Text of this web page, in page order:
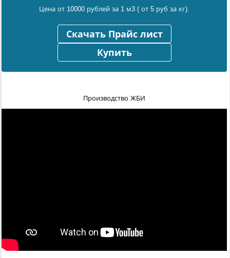
Цена от 10000 рублей за 1 м3 ( от 5 руб за кг).
Скачать Прайс лист
Купить
Производство ЖБИ